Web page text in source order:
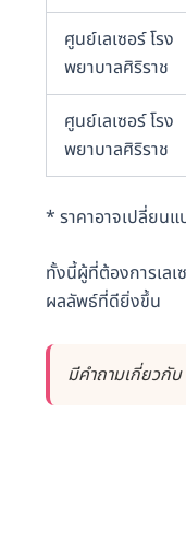
ศูนย์เลเซอร์ โรง
พยาบาลศิริราช
ศูนย์เลเซอร์ โรง
พยาบาลศิริราช
* ราคาอาจเปลี่ยนแ
ทั้งนี้ผู้ที่ต้องการเลเ
ผลลัพธ์ที่ดียิ่งขึ้น
มีคำถามเกี่ยวกับ